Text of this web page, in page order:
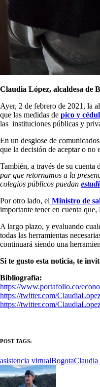
Claudia López, alcaldesa de
Ayer, 2 de febrero de 2021, la
que las medidas de pico y
las instituciones públicas y
En un desglose de
que la decisión de aceptar o no
También, a través de su cuenta
par que retornamos a la
colegios públicos puedan
Por otro lado, el Ministro de
importante tener en cuenta que,
A largo plazo, y evaluando
todas las herramientas
continuará siendo una
Si te gusto esta noticia, te
Bibliografía:
https://www.portafolio.co/
https://twitter.com/
https://twitter.com/
POST TAGS:
asistencia virtualBogotaClaudia